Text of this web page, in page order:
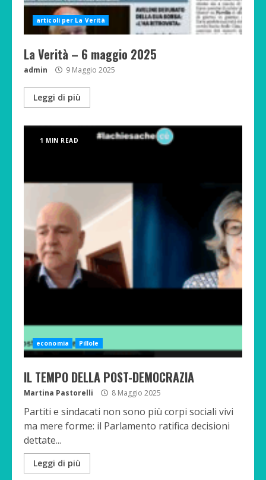
articoli per La Verità
La Verità – 6 maggio 2025
admin 9 Maggio 2025
Leggi di più
1 MIN READ
economia Pillole
IL TEMPO DELLA POST-DEMOCRAZIA
Martina Pastorelli 8 Maggio 2025
Partiti e sindacati non sono più corpi sociali vivi
ma mere forme: il Parlamento ratifica decisioni
dettate...
Leggi di più